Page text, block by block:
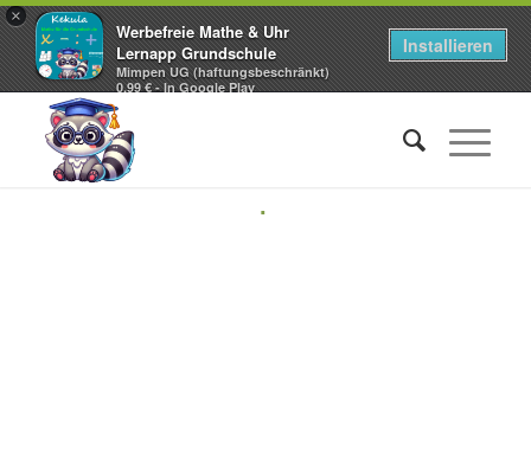
×
Werbefreie Mathe & Uhr
Lernapp Grundschule
Mimpen UG (haftungsbeschränkt)
0,99 € - In Google Play
Installieren